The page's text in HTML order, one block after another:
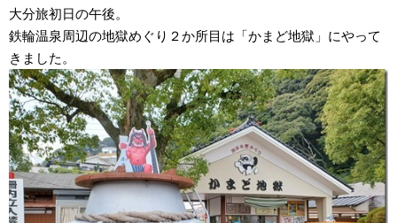
大分旅初日の午後。
鉄輪温泉周辺の地獄めぐり２か所目は「かまど地獄」にやって
きました。